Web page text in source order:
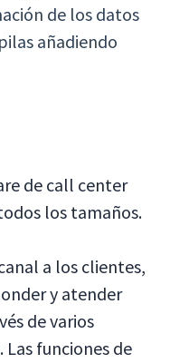
de los datos
añadiendo
de call center
los tamaños.
a los clientes,
y atender
de varios
Las funciones de